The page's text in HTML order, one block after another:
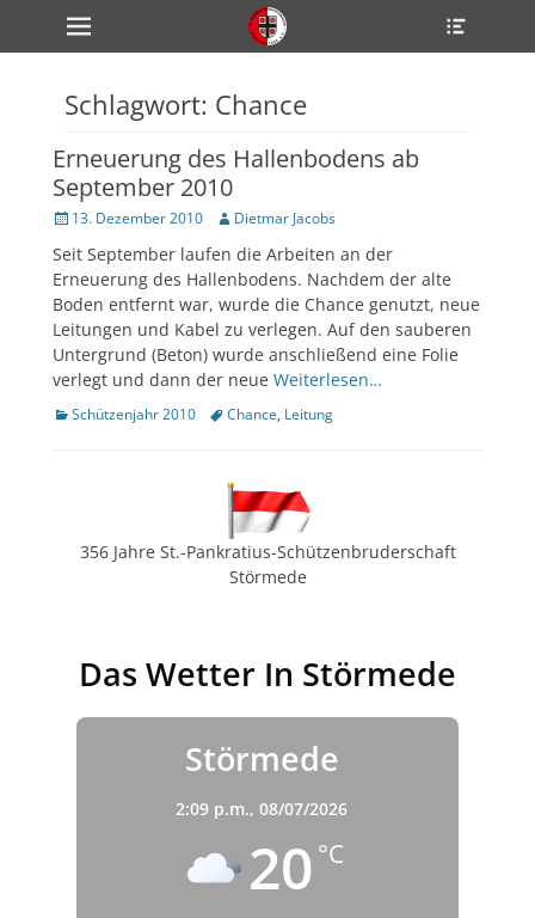
zum
Inhalt
Primärmenü
Schlagwort: Chance
Erneuerung des Hallenbodens ab
September 2010
Veröffentlicht
13. Dezember 2010 Author
Dietmar Jacobs
Seit September laufen die Arbeiten an der
Erneuerung des Hallenbodens. Nachdem der alte
Boden entfernt war, wurde die Chance genutzt, neue
Leitungen und Kabel zu verlegen. Auf den sauberen
Untergrund (Beton) wurde anschließend eine Folie
verlegt und dann der neue Weiterlesen…
Kategorien
Schützenjahr 2010 TagsChance, Leitung
356 Jahre St.-Pankratius-Schützenbruderschaft
Störmede
Das Wetter In Störmede
Störmede
2:09 p.m., 08/07/2026
20 °C